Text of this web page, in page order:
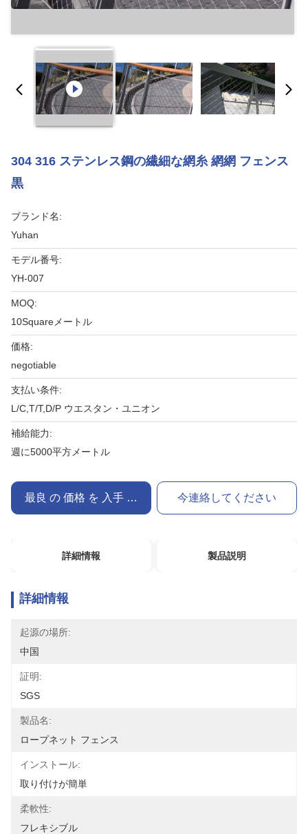
304 316 ステンレス鋼の繊細な網糸 網網 フェンス
黒
ブランド名:
Yuhan
モデル番号:
YH-007
MOQ:
10Squareメートル
価格:
negotiable
支払い条件:
L/C,T/T,D/P ウエスタン・ユニオン
補給能力:
週に5000平方メートル
最良 の 価格 を 入手 する 今連絡してください
詳細情報 製品説明
詳細情報
起源の場所:
中国
証明:
SGS
製品名:
ロープネット フェンス
インストール:
取り付けが簡単
柔軟性:
フレキシブル